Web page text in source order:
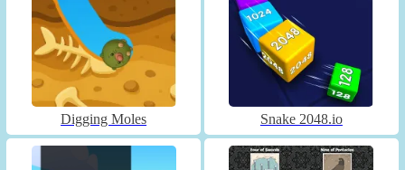
Digging Moles Snake 2048.io